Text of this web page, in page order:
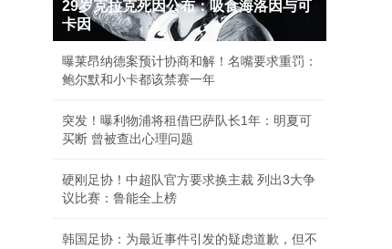
29岁克拉克死因公布：吸食海洛因与可
卡因
曝莱昂纳德案预计协商和解！名嘴要求重罚：
鲍尔默和小卡都该禁赛一年
突发！曝利物浦将租借巴萨队长1年：明夏可
买断 曾被查出心理问题
硬刚足协！中超队官方要求换主裁 列出3大争
议比赛：鲁能全上榜
韩国足协：为最近事件引发的疑虑道歉，但不